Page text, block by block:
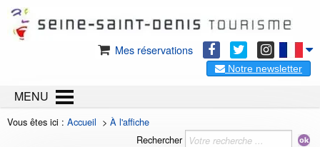
Mes réservations
Notre newsletter
MENU
Vous êtes ici : Accueil > À l'affiche
Rechercher